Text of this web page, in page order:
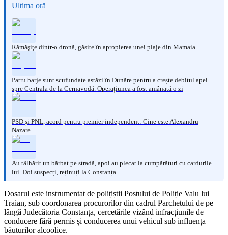
Ultima oră
Rămăşiţe dintr-o dronă, găsite în apropierea unei plaje din Mamaia
Patru barje sunt scufundate astăzi în Dunăre pentru a crește debitul apei
spre Centrala de la Cernavodă. Operațiunea a fost amânată o zi
PSD și PNL, acord pentru premier independent: Cine este Alexandru
Nazare
Au tâlhărit un bărbat pe stradă, apoi au plecat la cumpărături cu cardurile
lui. Doi suspecți, reținuți la Constanța
Dosarul este instrumentat de polițiștii Postului de Poliție Valu lui
Traian, sub coordonarea procurorilor din cadrul Parchetului de pe
lângă Judecătoria Constanța, cercetările vizând infracțiunile de
conducere fără permis și conducerea unui vehicul sub influența
băuturilor alcoolice.